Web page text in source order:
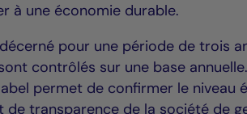
à une économie durable.
décerné pour une période de trois
contrôlés sur une base annuelle.
permet de confirmer le niveau
de transparence de la société de